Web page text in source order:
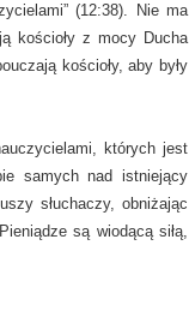
(12:38). Nie ma
kościoły z mocy Ducha
kościoły, aby były
których jest
samych nad istniejący
słuchaczy, obniżając
są wiodącą siłą,